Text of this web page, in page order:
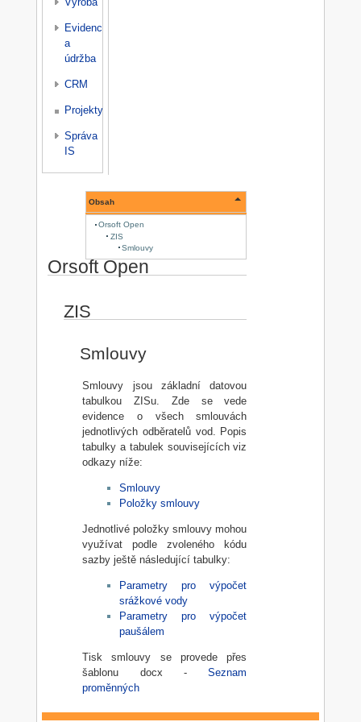
Evidence
a
údržba
CRM
Projekty
Správa
IS
Obsah
Orsoft Open
ZIS
Smlouvy
Orsoft Open
ZIS
Smlouvy
Smlouvy jsou základní datovou
tabulkou ZISu. Zde se vede
evidence o všech smlouvách
jednotlivých odběratelů vod. Popis
tabulky a tabulek souvisejících viz
odkazy níže:
Smlouvy
Položky smlouvy
Jednotlivé položky smlouvy mohou
využívat podle zvoleného kódu
sazby ještě následující tabulky:
Parametry pro výpočet
srážkové vody
Parametry pro výpočet
paušálem
Tisk smlouvy se provede přes
šablonu docx -Seznam
proměnných